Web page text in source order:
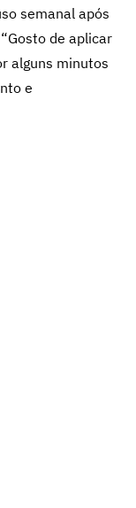
semanal após
de aplicar
alguns minutos
e